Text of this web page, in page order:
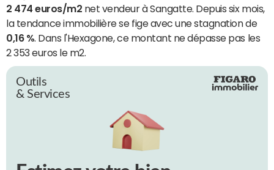
2 474 euros/m2 net vendeur à Sangatte. Depuis six mois,
la tendance immobilière se fige avec une stagnation de
0,16 % . Dans l'Hexagone, ce montant ne dépasse pas les
2 353 euros le m2.
Outils
& Services